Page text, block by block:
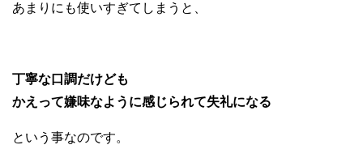
あまりにも使いすぎてしまうと、
丁寧な口調だけども
かえって嫌味なように感じられて失礼になる
という事なのです。